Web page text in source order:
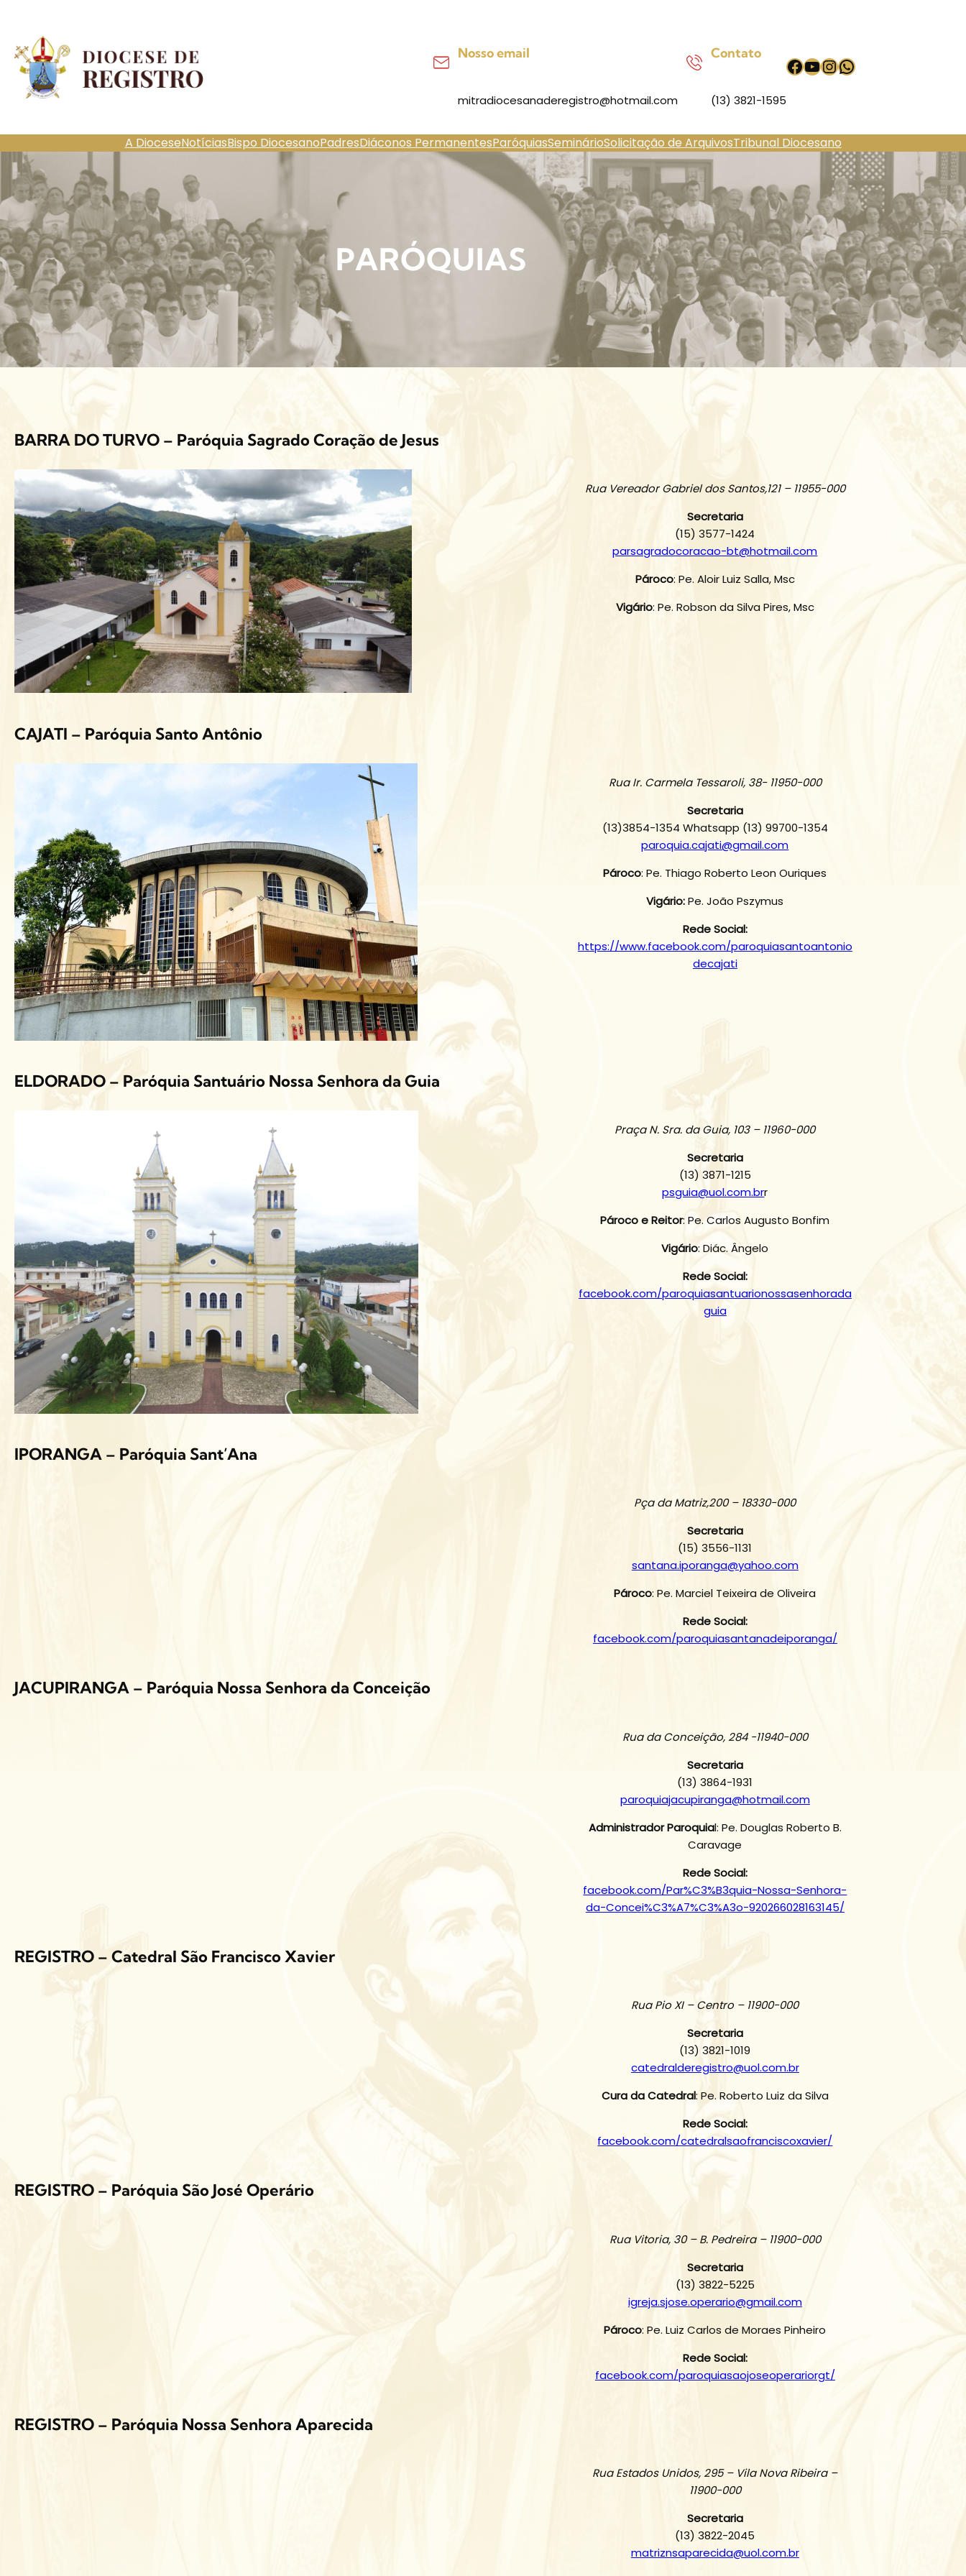
conteúdo
Nosso email
mitradiocesanaderegistro@hotmail.com
Contato
(13) 3821-1595
Facebook
Youtube
Instagram
WhatsApp
A DioceseNotíciasBispo DiocesanoPadresDiáconos PermanentesParóquiasSeminárioSolicitação de ArquivosTribunal Diocesano
PARÓQUIAS
BARRA DO TURVO – Paróquia Sagrado Coração de Jesus
Rua Vereador Gabriel dos Santos,121 – 11955-000
Secretaria
(15) 3577-1424
parsagradocoracao-bt@hotmail.com
Pároco: Pe. Aloir Luiz Salla, Msc
Vigário: Pe. Robson da Silva Pires, Msc
CAJATI – Paróquia Santo Antônio
Rua Ir. Carmela Tessaroli, 38- 11950-000
Secretaria
(13)3854-1354 Whatsapp (13) 99700-1354
paroquia.cajati@gmail.com
Pároco: Pe. Thiago Roberto Leon Ouriques
Vigário:Pe. João Pszymus
Rede Social:
https://www.facebook.com/paroquiasantoantonio
decajati
ELDORADO – Paróquia Santuário Nossa Senhora da Guia
Praça N. Sra. da Guia, 103 – 11960-000
Secretaria
(13) 3871-1215
psguia@uol.com.brr
Pároco e Reitor: Pe. Carlos Augusto Bonfim
Vigário: Diác. Ângelo
Rede Social:
facebook.com/paroquiasantuarionossasenhorada
guia
IPORANGA – Paróquia Sant’Ana
Pça da Matriz,200 – 18330-000
Secretaria
(15) 3556-1131
santana.iporanga@yahoo.com
Pároco: Pe. Marciel Teixeira de Oliveira
Rede Social:
facebook.com/paroquiasantanadeiporanga/
JACUPIRANGA – Paróquia Nossa Senhora da Conceição
Rua da Conceição, 284 -11940-000
Secretaria
(13) 3864-1931
paroquiajacupiranga@hotmail.com
Administrador Paroquial: Pe. Douglas Roberto B.
Caravage
Rede Social:
facebook.com/Par%C3%B3quia-Nossa-Senhora-
da-Concei%C3%A7%C3%A3o-920266028163145/
REGISTRO – Catedral São Francisco Xavier
Rua Pio XI – Centro – 11900-000
Secretaria
(13) 3821-1019
catedralderegistro@uol.com.br
Cura da Catedral: Pe. Roberto Luiz da Silva
Rede Social:
facebook.com/catedralsaofranciscoxavier/
REGISTRO – Paróquia São José Operário
Rua Vitoria, 30 – B. Pedreira – 11900-000
Secretaria
(13) 3822-5225
igreja.sjose.operario@gmail.com
Pároco: Pe. Luiz Carlos de Moraes Pinheiro
Rede Social:
facebook.com/paroquiasaojoseoperariorgt/
REGISTRO – Paróquia Nossa Senhora Aparecida
Rua Estados Unidos, 295 – Vila Nova Ribeira –
11900-000
Secretaria
(13) 3822-2045
matriznsaparecida@uol.com.br